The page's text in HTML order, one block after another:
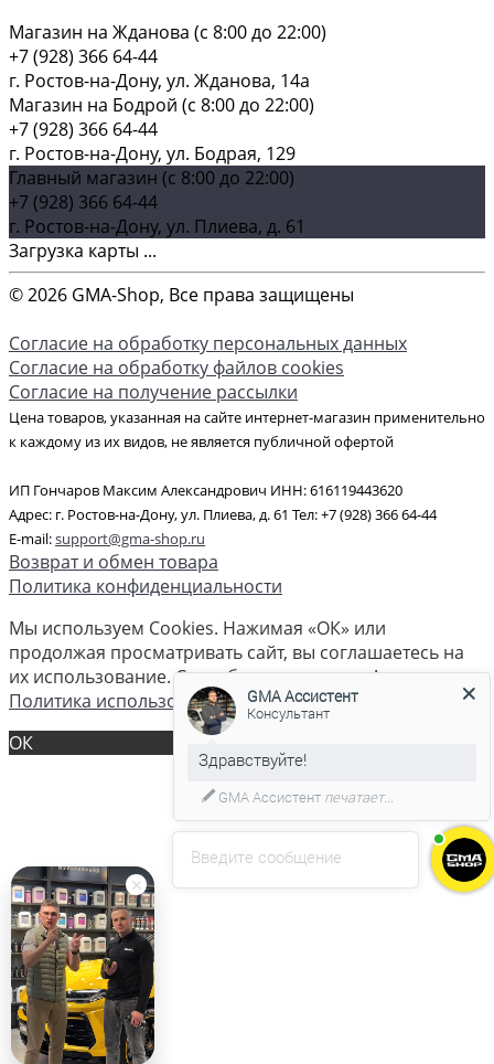
Магазин на Жданова (c 8:00 до 22:00)
+7 (928) 366 64-44
г. Ростов-на-Дону, ул. Жданова, 14а
Магазин на Бодрой (c 8:00 до 22:00)
+7 (928) 366 64-44
г. Ростов-на-Дону, ул. Бодрая, 129
Главный магазин (c 8:00 до 22:00)
+7 (928) 366 64-44
г. Ростов-на-Дону, ул. Плиева, д. 61
Загрузка карты ...
© 2026 GMA-Shop, Все права защищены
Согласие на обработку персональных данных
Согласие на обработку файлов cookies
Согласие на получение рассылки
Цена товаров, указанная на сайте интернет-магазин применительно
к каждому из их видов, не является публичной офертой
ИП Гончаров Максим Александрович ИНН: 616119443620
Адрес: г. Ростов-на-Дону, ул. Плиева, д. 61 Тел: +7 (928) 366 64-44
E-mail:support@gma-shop.ru
Возврат и обмен товара
Политика конфиденциальности
Мы используем Cookies. Нажимая «ОК» или
продолжая просматривать сайт, вы соглашаетесь на
их использование. Спасибо что вы с нами!
Политика использования cookies
ОК
Введите сообщение
GMA Ассистент
Консультант
GMA Ассистент печатает...